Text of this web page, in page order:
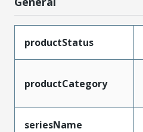
productStatus
productCategory
seriesName